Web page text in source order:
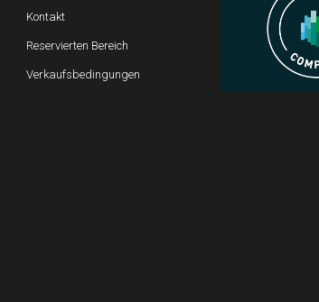
Kontakt
Reservierten Bereich
Verkaufsbedingungen